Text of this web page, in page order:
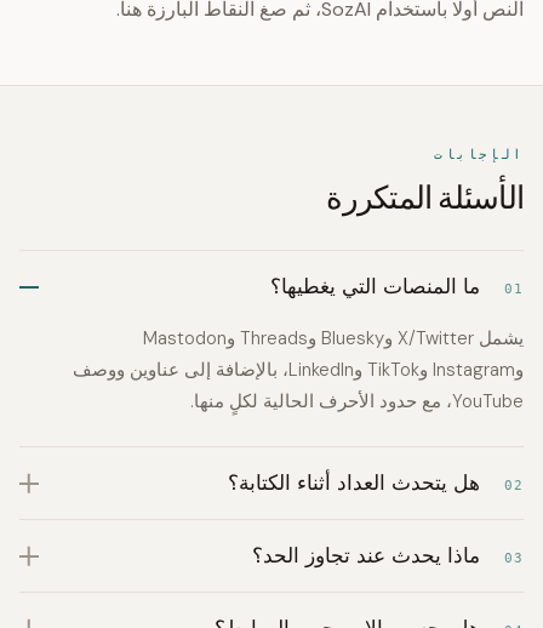
النص أولًا باستخدام SozAI، ثم صغ النقاط البارزة هنا.
الإجابات
الأسئلة المتكررة
01 ما المنصات التي يغطيها؟
يشمل X/Twitter وBluesky وThreads وMastodon
وInstagram وTikTok وLinkedIn، بالإضافة إلى عناوين ووصف
YouTube، مع حدود الأحرف الحالية لكلٍ منها.
02 هل يتحدث العداد أثناء الكتابة؟
03 ماذا يحدث عند تجاوز الحد؟